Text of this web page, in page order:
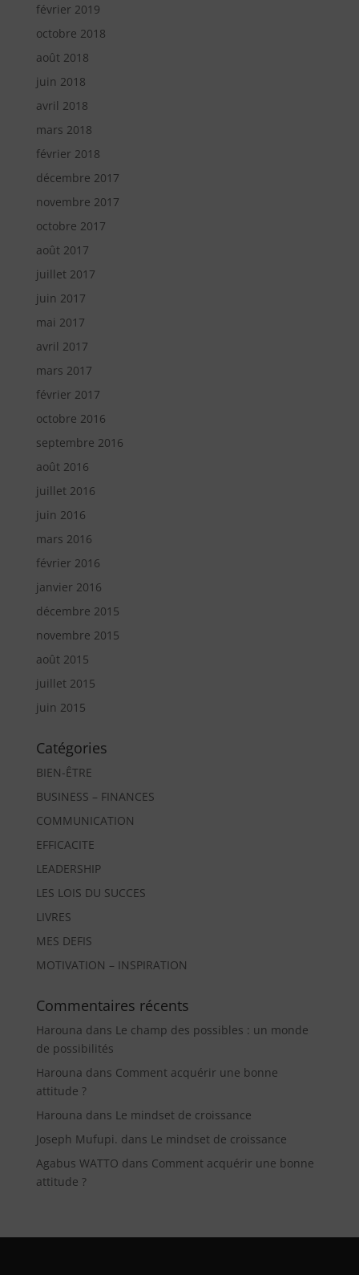
février 2019
octobre 2018
août 2018
juin 2018
avril 2018
mars 2018
février 2018
décembre 2017
novembre 2017
octobre 2017
août 2017
juillet 2017
juin 2017
mai 2017
avril 2017
mars 2017
février 2017
octobre 2016
septembre 2016
août 2016
juillet 2016
juin 2016
mars 2016
février 2016
janvier 2016
décembre 2015
novembre 2015
août 2015
juillet 2015
juin 2015
Catégories
BIEN-ÊTRE
BUSINESS – FINANCES
COMMUNICATION
EFFICACITE
LEADERSHIP
LES LOIS DU SUCCES
LIVRES
MES DEFIS
MOTIVATION – INSPIRATION
Commentaires récents
Harouna dans Le champ des possibles : un monde
de possibilités
Harouna dans Comment acquérir une bonne
attitude ?
Harouna dans Le mindset de croissance
Joseph Mufupi. dans Le mindset de croissance
Agabus WATTO dans Comment acquérir une bonne
attitude ?